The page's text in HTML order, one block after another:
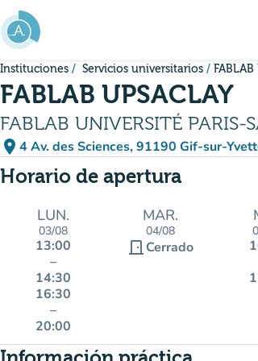
Ir al contenido principal
Instituciones Servicios universitarios FABLAB
FABLAB UPSACLAY
FABLAB UNIVERSITÉ PARIS-
place 4 Av. des Sciences, 91190 Gif-sur-
(abrir en Google
(nueva pestaña)
Horario de apertura
LUN.
03/08
13:00
–
14:30
16:30
–
20:00
MAR.
04/08
door_front Cerrado